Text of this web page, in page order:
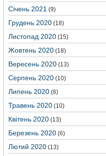
Січень 2021 (9)
Грудень 2020 (18)
Листопад 2020 (15)
Жовтень 2020 (18)
Вересень 2020 (13)
Серпень 2020 (10)
Липень 2020 (8)
Травень 2020 (10)
Квітень 2020 (13)
Березень 2020 (6)
Лютий 2020 (13)